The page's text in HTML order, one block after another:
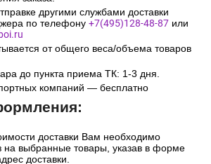
другими службами доставки
по телефону +7(495)128-48-87 или
от общего веса/объема товаров
до пункта приема ТК: 1-3 дня.
компаний — бесплатно
доставки Вам необходимо
на выбранные товары, указав в форме
доставки.